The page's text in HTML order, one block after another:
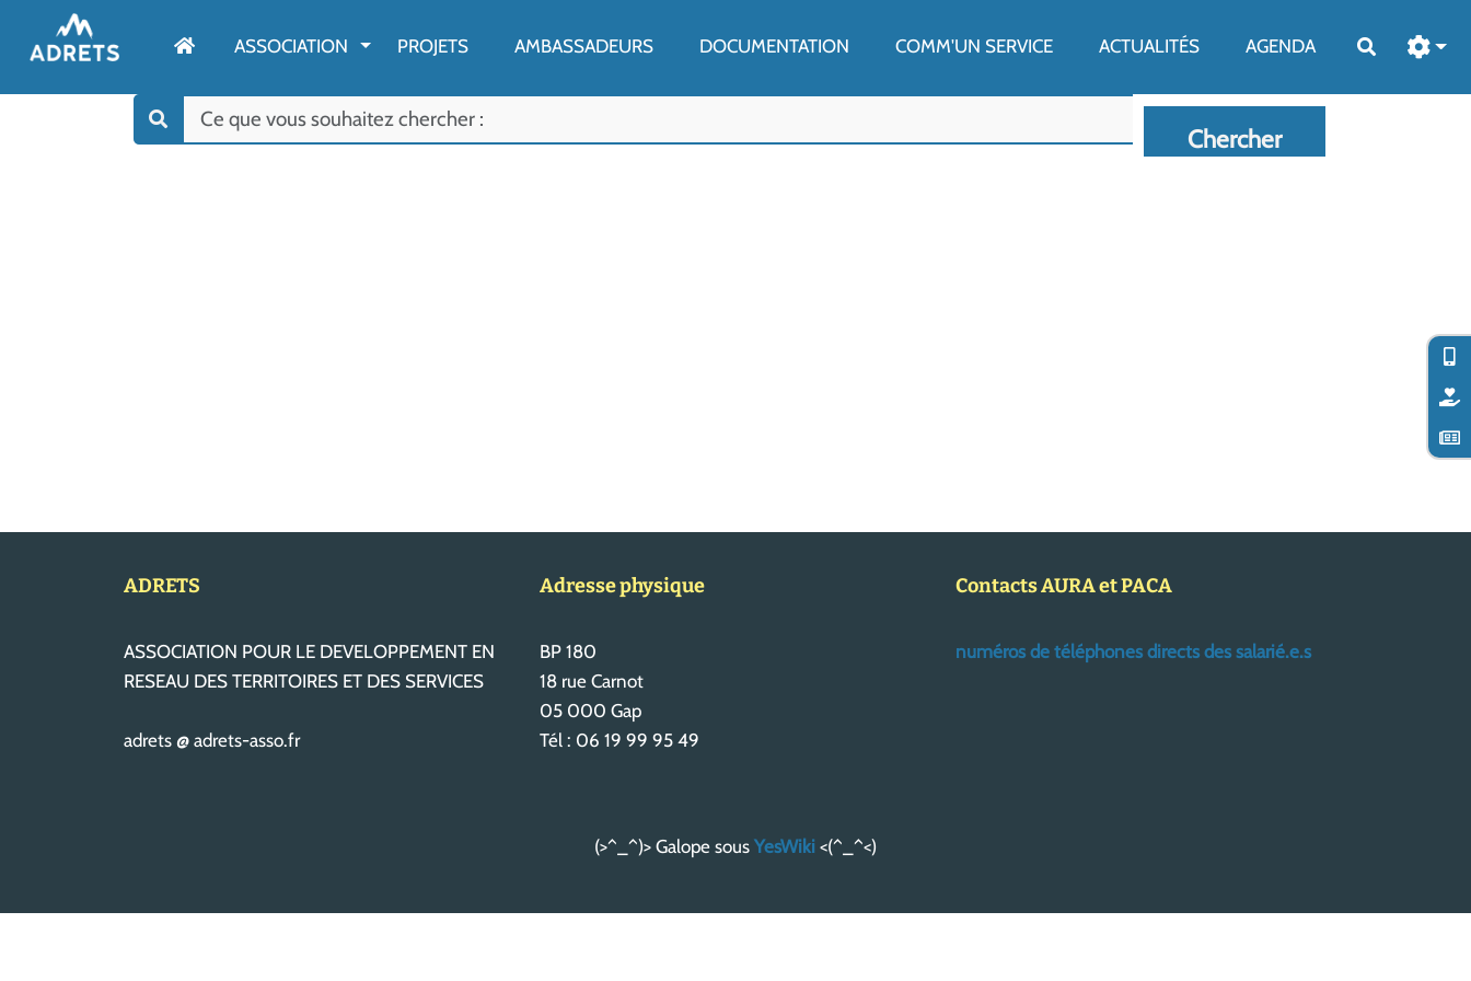
ASSOCIATION AFFICHER LE MENU
PROJETS AMBASSADEURS DOCUMENTATION COMM'UN SERVICE ACTUALITÉS AGENDA Rechercher
ADRETS
ASSOCIATION POUR LE DEVELOPPEMENT EN
RESEAU DES TERRITOIRES ET DES SERVICES
adrets @ adrets-asso.fr
Adresse physique
BP 180
18 rue Carnot
05 000 Gap
Tél : 06 19 99 95 49
Contacts AURA et PACA
numéros de téléphones directs des salarié.e.s
(>^_^)> Galope sous YesWiki <(^_^<)